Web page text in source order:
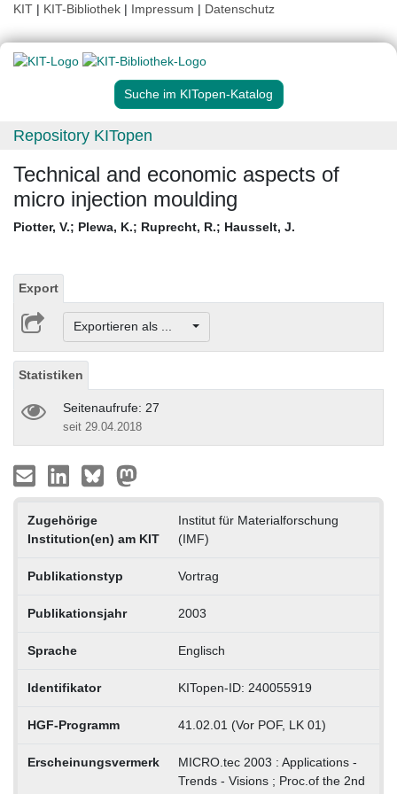
KIT | KIT-Bibliothek | Impressum | Datenschutz
Suche im KITopen-Katalog
Repository KITopen
Technical and economic aspects of
micro injection moulding
Piotter, V.; Plewa, K.; Ruprecht, R.; Hausselt, J.
Export
Exportieren als ...
Statistiken
Seitenaufrufe: 27
seit 29.04.2018
Zugehörige
Institution(en) am KIT
Institut für Materialforschung
(IMF)
Publikationstyp Vortrag
Publikationsjahr 2003
Sprache Englisch
Identifikator KITopen-ID: 240055919
HGF-Programm 41.02.01 (Vor POF, LK 01)
Erscheinungsvermerk
MICRO.tec 2003 : Applications -
Trends - Visions ; Proc.of the 2nd